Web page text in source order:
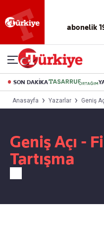
abonelik
SON DAKİKA
Anasayfa Yazarlar Geniş
Geniş Açı -
Tartışma